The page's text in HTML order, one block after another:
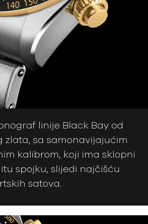
linije Black Bay od
zlata, sa samonavijajućim
kalibrom, koji ima sklopni
spojku, slijedi najčišću
satova.